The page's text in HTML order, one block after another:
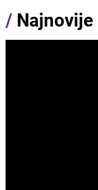
/ Najnovije